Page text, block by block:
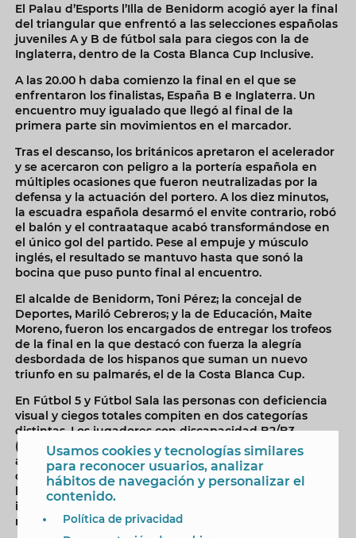
El Palau d’Esports l’Illa de Benidorm acogió ayer la final
del triangular que enfrentó a las selecciones españolas
juveniles A y B de fútbol sala para ciegos con la de
Inglaterra, dentro de la Costa Blanca Cup Inclusive.
A las 20.00 h daba comienzo la final en el que se
enfrentaron los finalistas, España B e Inglaterra. Un
encuentro muy igualado que llegó al final de la
primera parte sin movimientos en el marcador.
Tras el descanso, los británicos apretaron el acelerador
y se acercaron con peligro a la portería española en
múltiples ocasiones que fueron neutralizadas por la
defensa y la actuación del portero. A los diez minutos,
la escuadra española desarmó el envite contrario, robó
el balón y el contraataque acabó transformándose en
el único gol del partido. Pese al empuje y músculo
inglés, el resultado se mantuvo hasta que sonó la
bocina que puso punto final al encuentro.
El alcalde de Benidorm, Toni Pérez; la concejal de
Deportes, Mariló Cebreros; y la de Educación, Maite
Moreno, fueron los encargados de entregar los trofeos
de la final en la que destacó con fuerza la alegría
desbordada de los hispanos que suman un nuevo
triunfo en su palmarés, el de la Costa Blanca Cup.
En Fútbol 5 y Fútbol Sala las personas con deficiencia
visual y ciegos totales compiten en dos categorías
distintas. Los jugadores con discapacidad B2/B3
(parcialmente ciegos), no necesitan apenas
adaptaciones para competir y estas se centran en
conseguir el máximo contraste entre el color del balón,
la pista, la portería y el fondo y en mantener la
intensidad lumínica durante los 40 minutos de tiempo
real que dura el partido.
Usamos cookies y tecnologías similares
para reconocer usuarios, analizar
hábitos de navegación y personalizar el
contenido.
Política de privacidad